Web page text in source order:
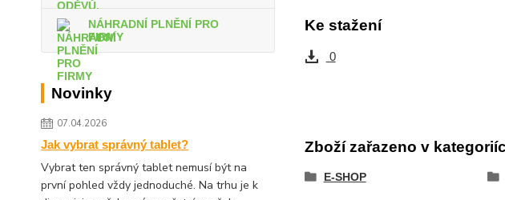
NÁHRADNÍ PLNĚNÍ PRO
FIRMY
Novinky
07.04.2026
Jak vybrat správný tablet?
Vybrat ten správný tablet nemusí být na
první pohled vždy jednoduché. Na trhu je k
Ke stažení
0
Zboží zařazeno v
E-SHOP